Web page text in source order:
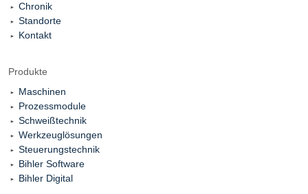
Chronik
Standorte
Kontakt
Produkte
Maschinen
Prozessmodule
Schweißtechnik
Werkzeuglösungen
Steuerungstechnik
Bihler Software
Bihler Digital